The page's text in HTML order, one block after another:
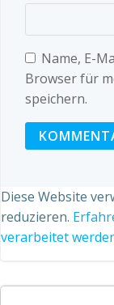
Name, E-
Browser für
speichern.
Diese Website
reduzieren.
verarbeitet
Suchen